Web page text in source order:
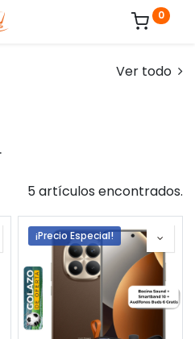
0
Ver todo
5 artículos encontrados.
¡Precio Especial!